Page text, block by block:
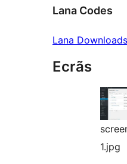
Lana Codes
Lana
Ecrãs
1.jpg